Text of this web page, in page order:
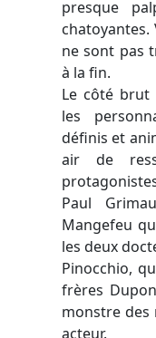
presque
chatoyantes.
ne sont pas
à la fin.
Le côté brut
les
définis et
air de
Paul
Mangefeu
les deux
Pinocchio,
frères
monstre des
acteur.